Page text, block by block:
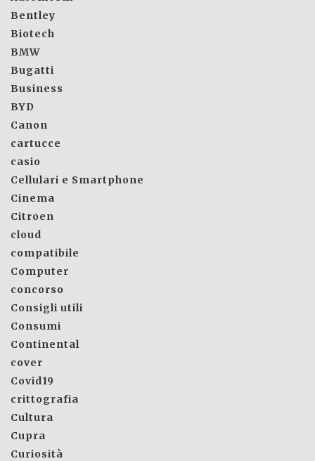
Bentley
Biotech
BMW
Bugatti
Business
BYD
Canon
cartucce
casio
Cellulari e Smartphone
Cinema
Citroen
cloud
compatibile
Computer
concorso
Consigli utili
Consumi
Continental
cover
Covid19
crittografia
Cultura
Cupra
Curiosità